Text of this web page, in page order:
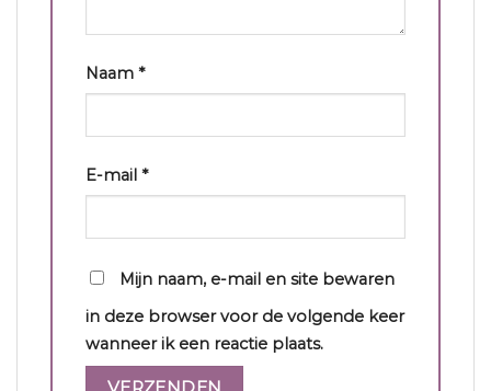
Naam *
E-mail *
Mijn naam, e-mail en site bewaren
in deze browser voor de volgende keer
wanneer ik een reactie plaats.